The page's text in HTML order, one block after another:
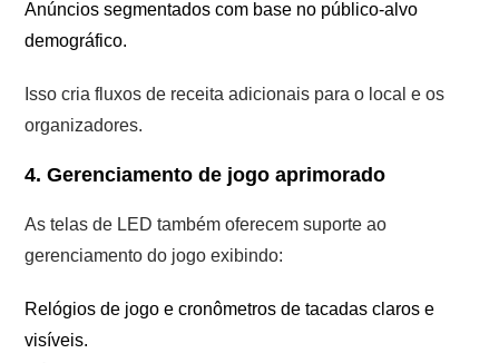
Anúncios segmentados com base no público-alvo
demográfico.
Isso cria fluxos de receita adicionais para o local e os
organizadores.
4. Gerenciamento de jogo aprimorado
As telas de LED também oferecem suporte ao
gerenciamento do jogo exibindo:
Relógios de jogo e cronômetros de tacadas claros e
visíveis.